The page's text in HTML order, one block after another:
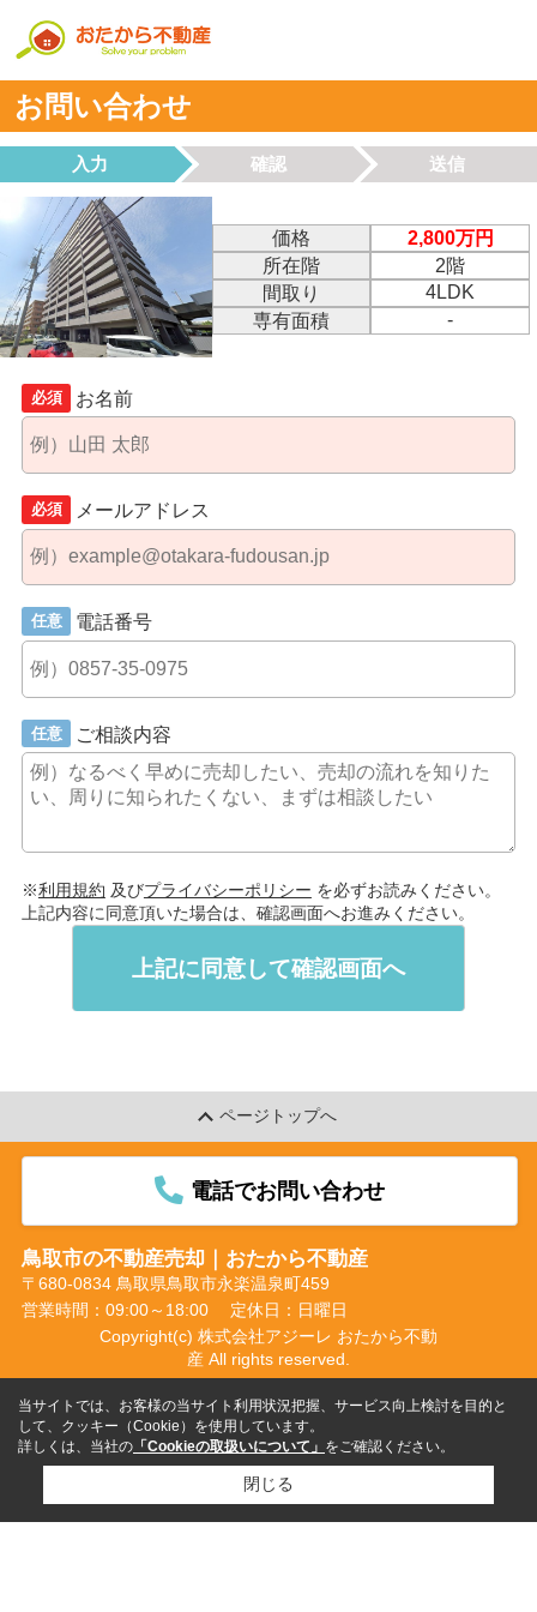
お問い合わせ
入力 確認 送信
価格
所在階
間取り
専有面積
2,800万円
2階
4LDK
-
必須 お名前
必須 メールアドレス
任意 電話番号
任意 ご相談内容
※利用規約 及びプライバシーポリシー を必ずお読みください。
上記内容に同意頂いた場合は、確認画面へお進みください。
上記に同意して確認画面へ
ページトップへ
電話でお問い合わせ
鳥取市の不動産売却｜おたから不動産
〒680-0834 鳥取県鳥取市永楽温泉町459
営業時間：09:00～18:00
定休日：日曜日
Copyright(c) 株式会社アジーレ おたから不動
産 All rights reserved.
当サイトでは、お客様の当サイト利用状況把握、サービス向上検討を目的と
して、クッキー（Cookie）を使用しています。
詳しくは、当社の 「Cookieの取扱いについて」 をご確認ください。
閉じる